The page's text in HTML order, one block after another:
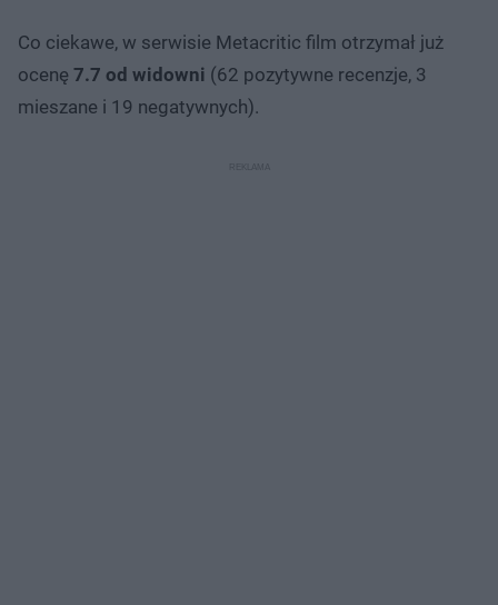
Co ciekawe, w serwisie Metacritic film otrzymał już
ocenę 7.7 od widowni (62 pozytywne recenzje, 3
mieszane i 19 negatywnych).